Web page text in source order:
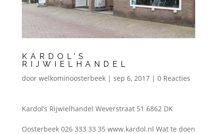
KARDOL’S
RIJWIELHANDEL
door welkominoosterbeek| sep 6, 2017| 0 Reacties
Kardol’s Rijwielhandel Weverstraat 51 6862 DK
Oosterbeek 026 333 33 35 www.kardol.nl Wat te doen